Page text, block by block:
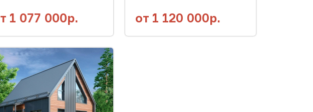
1 077 000р. от 1 120 000р.